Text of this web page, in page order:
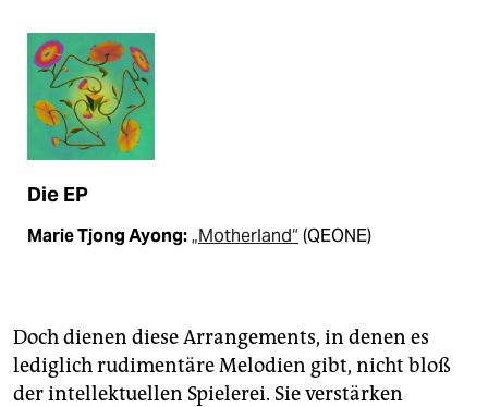
Die EP
Marie Tjong Ayong:„Motherland“ (QEONE)
Doch dienen diese Arrangements, in denen es
lediglich rudimentäre Melodien gibt, nicht bloß
der intellektuellen Spielerei. Sie verstärken